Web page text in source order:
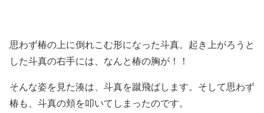
思わず椿の上に倒れこむ形になった斗真。起き上がろうと
した斗真の右手には、なんと椿の胸が！！
そんな姿を見た湊は、斗真を蹴飛ばします。そして思わず
椿も、斗真の頬を叩いてしまったのです。